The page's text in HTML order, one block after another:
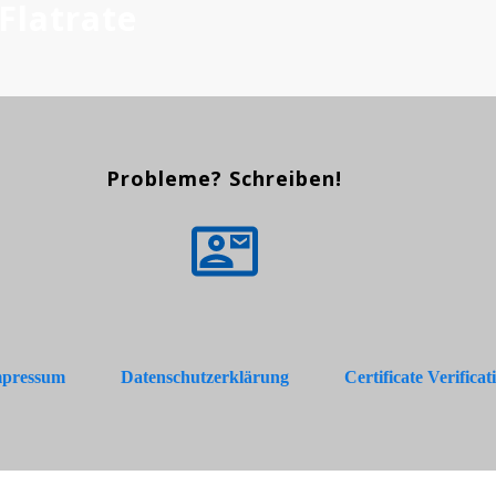
Probleme? Schreiben!
Datenschutzerklärung Certificate